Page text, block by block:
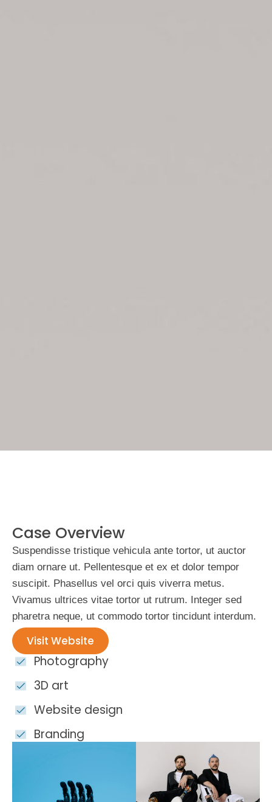
Case Overview
Suspendisse tristique vehicula ante tortor, ut auctor
diam ornare ut. Pellentesque et ex et dolor tempor
suscipit. Phasellus vel orci quis viverra metus.
Vivamus ultrices vitae tortor ut rutrum. Integer sed
pharetra neque, ut commodo tortor tincidunt interdum.
Visit Website
Photography
3D art
Website design
Branding